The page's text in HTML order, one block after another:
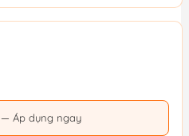
— Áp dụng ngay